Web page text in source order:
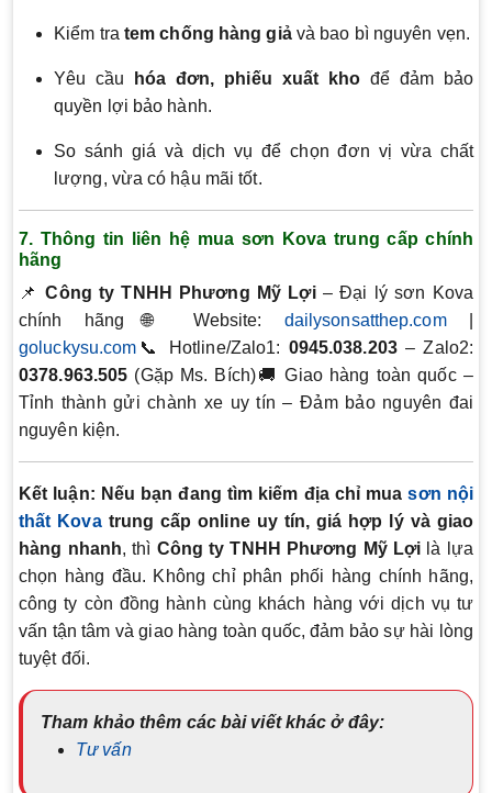
Kiểm tra tem chống hàng giảvà bao bì nguyên vẹn.
Yêu cầu hóa đơn, phiếu xuất khođể đảm bảo
quyền lợi bảo hành.
So sánh giá và dịch vụ để chọn đơn vị vừa chất
lượng, vừa có hậu mãi tốt.
7. Thông tin liên hệ mua sơn Kova trung cấp chính
hãng
📌Công ty TNHH Phương Mỹ Lợi– Đại lý sơn Kova
chính hãng🌐 Website: dailysonsatthep.com|
goluckysu.com 📞 Hotline/Zalo1: 0945.038.203– Zalo2:
0378.963.505 (Gặp Ms. Bích)🚚 Giao hàng toàn quốc –
Tỉnh thành gửi chành xe uy tín – Đảm bảo nguyên đai
nguyên kiện.
Kết luận: Nếu bạn đang tìm kiếm địa chỉ muasơn nội
thất Kovatrung cấp online uy tín, giá hợp lý và giao
hàng nhanh, thì Công ty TNHH Phương Mỹ Lợi là lựa
chọn hàng đầu. Không chỉ phân phối hàng chính hãng,
công ty còn đồng hành cùng khách hàng với dịch vụ tư
vấn tận tâm và giao hàng toàn quốc, đảm bảo sự hài lòng
tuyệt đối.
Tham khảo thêm các bài viết khác ở đây:
Tư vấn